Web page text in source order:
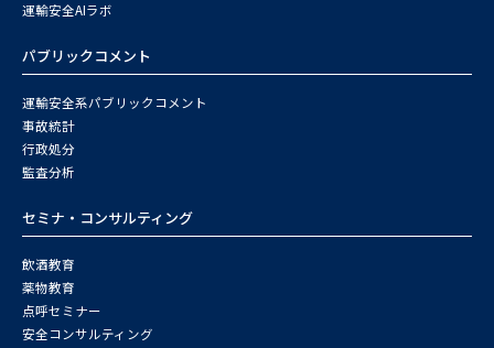
運輸安全AIラボ
パブリックコメント
運輸安全系パブリックコメント
事故統計
行政処分
監査分析
セミナ・コンサルティング
飲酒教育
薬物教育
点呼セミナー
安全コンサルティング